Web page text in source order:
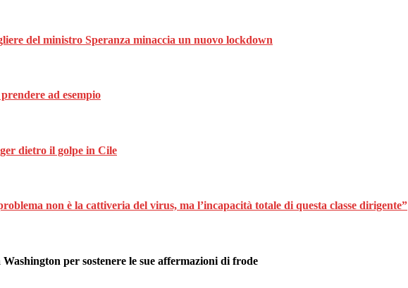
del ministro Speranza minaccia un nuovo lockdown
ad esempio
dietro il golpe in Cile
non è la cattiveria del virus, ma l’incapacità totale di questa classe dirigente”
per sostenere le sue affermazioni di frode